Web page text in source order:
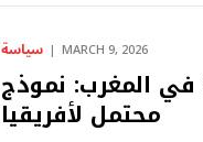
سياسة MARCH 9, 2026
في المغرب: نموذج
محتمل لأفريقيا